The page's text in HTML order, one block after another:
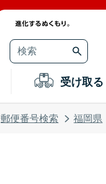
受け取る
郵便番号検索 福岡県